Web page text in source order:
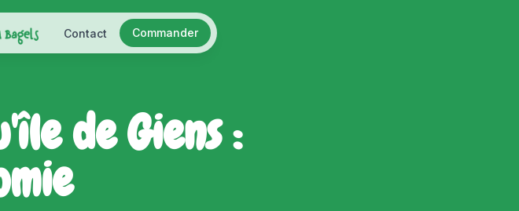
Contact Commander
de Giens :